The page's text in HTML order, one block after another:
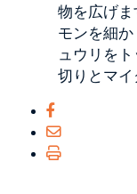
物を広げ
モンを細
ュウリを
切りとマ